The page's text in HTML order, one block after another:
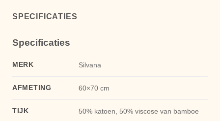
SPECIFICATIES
Specificaties
MERK Silvana
AFMETING 60×70 cm
TIJK 50% katoen, 50% viscose van bamboe